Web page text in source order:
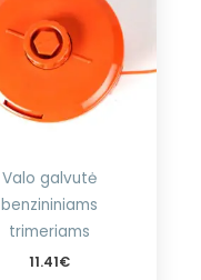
Valo galvutė
benzininiams
trimeriams
11.41€